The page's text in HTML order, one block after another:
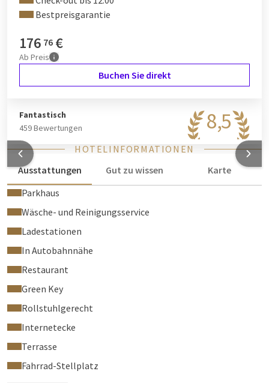
Bestpreisgarantie
176 76 €
Ab Preis
Buchen Sie direkt
8,5
Fantastisch
459 Bewertungen
HOTELINFORMATIONEN
Ausstattungen
Gut zu wissen
Karte
Parkhaus
Wäsche- und Reinigungsservice
Ladestationen
In Autobahnnähe
Restaurant
Green Key
Rollstuhlgerecht
Internetecke
Terrasse
Fahrrad-Stellplatz